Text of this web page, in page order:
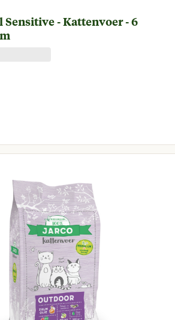
Sensitive - Kattenvoer - 6
€ 49,95
prijs € 39,96